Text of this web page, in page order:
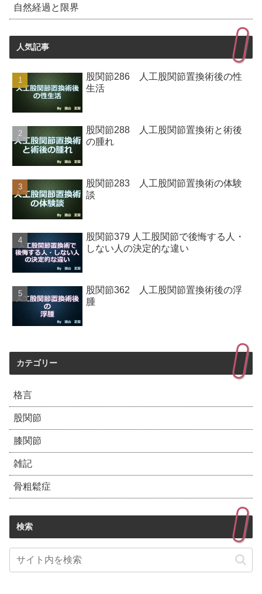
自然経過と限界
人気記事
股関節286 人工股関節置換術後の性
生活
股関節288 人工股関節置換術と術後
の腫れ
股関節283 人工股関節置換術の体験
談
股関節379 人工股関節で後悔する人・
しない人の決定的な違い
股関節362 人工股関節置換術後の浮
腫
カテゴリー
格言
股関節
膝関節
雑記
骨粗鬆症
検索